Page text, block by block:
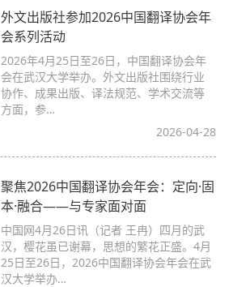
外文出版社参加2026中国翻译协会年
会系列活动
2026年4月25日至26日，中国翻译协会年
会在武汉大学举办。外文出版社围绕行业
协作、成果出版、译法规范、学术交流等
方面，参…
2026-04-28
聚焦2026中国翻译协会年会：定向·固
本·融合——与专家面对面
中国网4月26日讯（记者 王冉）四月的武
汉，樱花虽已谢幕，思想的繁花正盛。4月
25日至26日，2026中国翻译协会年会在武
汉大学举办…